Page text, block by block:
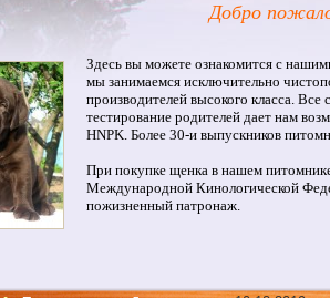
Добро
Здесь вы можете ознакомится с
мы занимаемся исключительно
производителей высокого класса.
тестирование родителей дает нам
HNPK. Более 30-и выпускников
При покупке щенка в нашем
Международной Кинологической
пожизненный патронаж.